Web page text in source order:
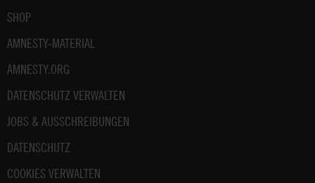
SHOP
AMNESTY-MATERIAL
AMNESTY.ORG
DATENSCHUTZ VERWALTEN
JOBS & AUSSCHREIBUNGEN
DATENSCHUTZ
COOKIES VERWALTEN